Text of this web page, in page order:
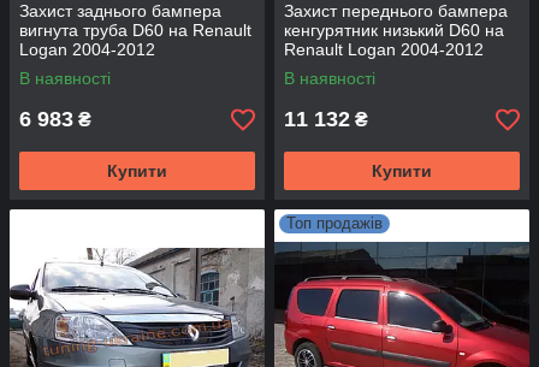
Захист заднього бампера
вигнута труба D60 на Renault
Logan 2004-2012
В наявності
6 983 ₴
Купити
Захист переднього бампера
кенгурятник низький D60 на
Renault Logan 2004-2012
В наявності
11 132 ₴
Купити
Топ продажів